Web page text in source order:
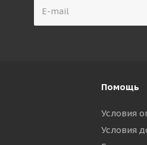
Помощь
Условия
Условия